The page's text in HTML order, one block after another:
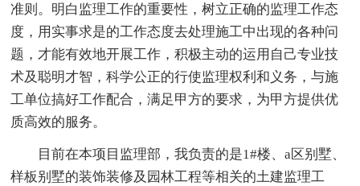
准则。明白监理工作的重要性，树立正确的监理工作态
度，用实事求是的工作态度去处理施工中出现的各种问
题，才能有效地开展工作，积极主动的运用自己专业技
术及聪明才智，科学公正的行使监理权利和义务，与施
工单位搞好工作配合，满足甲方的要求，为甲方提供优
质高效的服务。
目前在本项目监理部，我负责的是1#楼、a区别墅、
样板别墅的装饰装修及园林工程等相关的土建监理工